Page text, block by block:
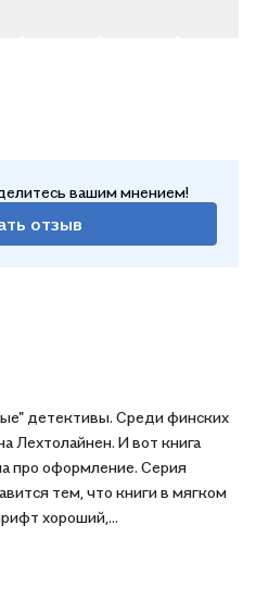
вашим мнением!
отзыв
детективы. Среди финских
Лехтолайнен. И вот книга
про оформление. Серия
тем, что книги в мягком
хороший,
детектив показался не до